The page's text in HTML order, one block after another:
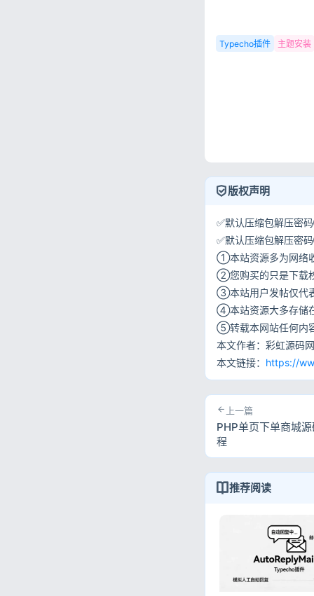
Typecho插件 主题安装
版权声明
✅默认压缩包解压
✅默认压缩包解压
①本站资源多为网络
②您购买的只是下载
③本站用户发帖仅代
④本站资源大多存储
⑤转载本网站任何内
本文作者：彩虹源码网
本文链接： https://
上一篇
PHP单页下单商城
程
推荐阅读